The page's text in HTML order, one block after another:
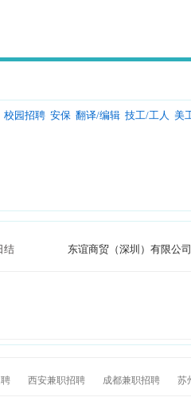
校园招聘 安保 翻译/编辑 技工/工人 美
结 东谊商贸（深圳）有限公司
西安兼职招聘 成都兼职招聘 苏